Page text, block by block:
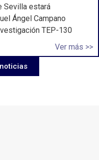
Sevilla estará
Ángel Campano
TEP-130
Ver más >>